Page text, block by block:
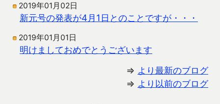
2019年01月02日
新元号の発表が4月1日とのことですが・・・
2019年01月01日
明けましておめでとうございます
⇒ より最新のブログ
⇒ より以前のブログ